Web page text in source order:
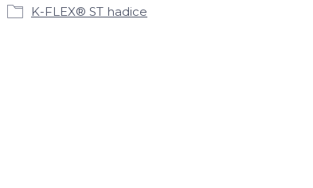
K-FLEX® ST hadice